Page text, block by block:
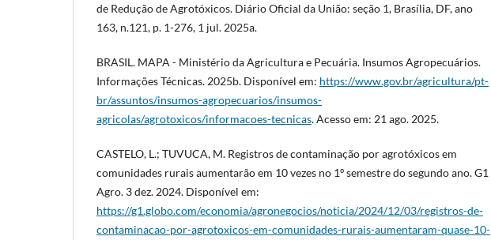
de Redução de Agrotóxicos. Diário Oficial da União: seção 1, Brasília, DF, ano
163, n.121, p. 1-276, 1 jul. 2025a.
BRASIL. MAPA - Ministério da Agricultura e Pecuária. Insumos Agropecuários.
Informações Técnicas. 2025b. Disponível em: https://www.gov.br/agricultura/pt-
br/assuntos/insumos-agropecuarios/insumos-
agricolas/agrotoxicos/informacoes-tecnicas. Acesso em: 21 ago. 2025.
CASTELO, L.; TUVUCA, M. Registros de contaminação por agrotóxicos em
comunidades rurais aumentarão em 10 vezes no 1º semestre do segundo ano. G1
Agro. 3 dez. 2024. Disponível em:
https://g1.globo.com/economia/agronegocios/noticia/2024/12/03/registros-de-
contaminacao-por-agrotoxicos-em-comunidades-rurais-aumentaram-quase-10-